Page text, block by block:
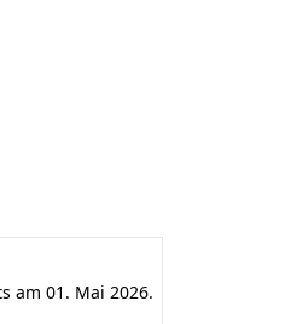
am 01. Mai 2026.